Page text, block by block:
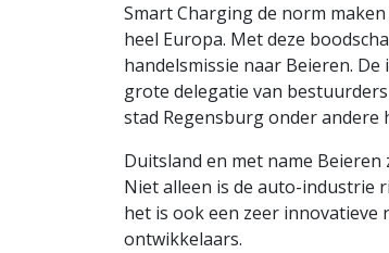
Smart Charging de norm
heel Europa. Met deze
handelsmissie naar Beieren.
grote delegatie van
stad Regensburg onder andere
Duitsland en met name
Niet alleen is de auto-industrie
het is ook een zeer
ontwikkelaars.